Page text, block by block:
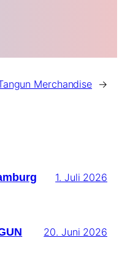
Merchandise →
1. Juli 2026
20. Juni 2026